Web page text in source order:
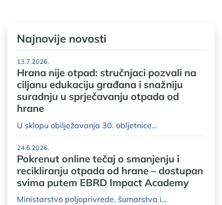
Najnovije novosti
13.7.2026.
Hrana nije otpad: stručnjaci pozvali na
ciljanu edukaciju građana i snažniju
suradnju u sprječavanju otpada od
hrane
U sklopu obilježavanja 30. obljetnice…
24.6.2026.
Pokrenut online tečaj o smanjenju i
recikliranju otpada od hrane – dostupan
svima putem EBRD Impact Academy
Ministarstvo poljoprivrede, šumarstva i…